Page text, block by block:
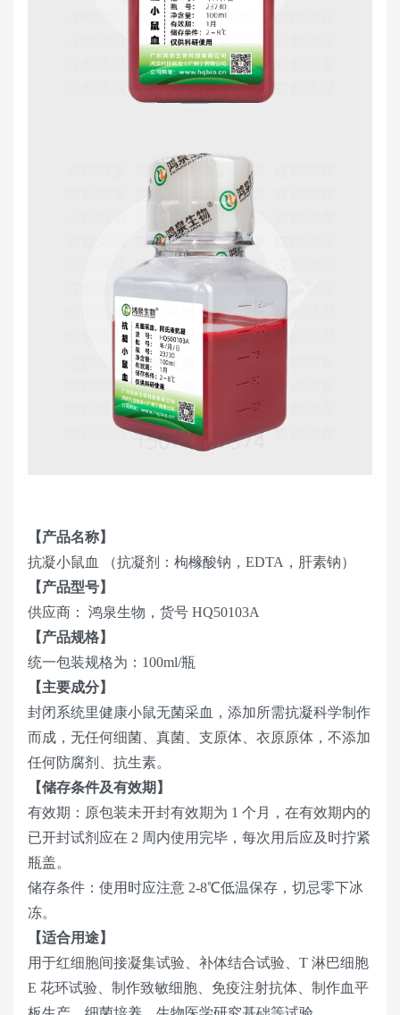
【产品名称】
抗凝小鼠血 （抗凝剂：枸橼酸钠，EDTA，肝素钠）
【产品型号】
供应商： 鸿泉生物，货号 HQ50103A
【产品规格】
统一包装规格为：100ml/瓶
【主要成分】
封闭系统里健康小鼠无菌采血，添加所需抗凝科学制作
而成，无任何细菌、真菌、支原体、衣原原体，不添加
任何防腐剂、抗生素。
【储存条件及有效期】
有效期：原包装未开封有效期为 1 个月，在有效期内的
已开封试剂应在 2 周内使用完毕，每次用后应及时拧紧
瓶盖。
储存条件：使用时应注意 2-8℃低温保存，切忌零下冰
冻。
【适合用途】
用于红细胞间接凝集试验、补体结合试验、T 淋巴细胞
E 花环试验、制作致敏细胞、免疫注射抗体、制作血平